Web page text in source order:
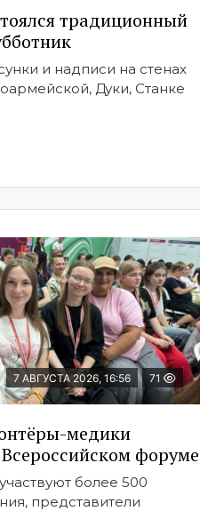
традиционный
и надписи на стенах
Дуки, Станке
7 АВГУСТА 2026, 16:56 71
медики
форуме
более 500
представители